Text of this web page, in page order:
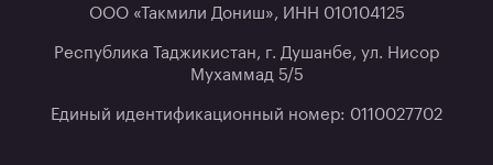
ООО «Такмили Дониш», ИНН 010104125
Республика Таджикистан, г. Душанбе, ул. Нисор
Мухаммад 5/5
Единый идентификационный номер: 0110027702